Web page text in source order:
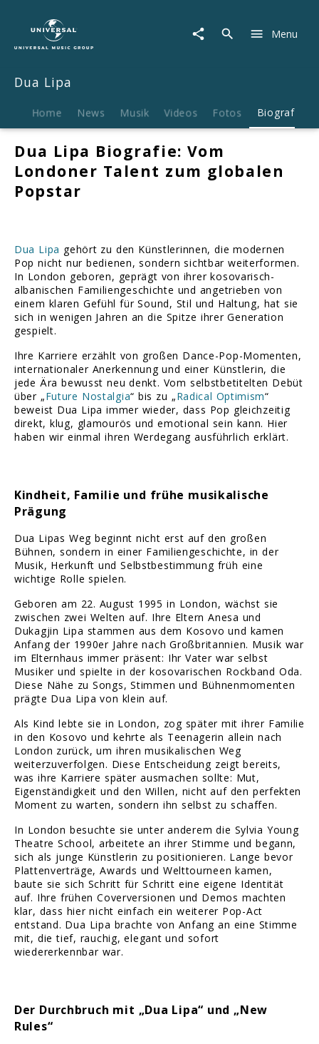
Biografie
Menu
Dua Lipa
Home News Musik Videos Fotos Biografie
Dua Lipa Biografie: Vom
Londoner Talent zum globalen
Popstar
Dua Lipa gehört zu den Künstlerinnen, die modernen
Pop nicht nur bedienen, sondern sichtbar weiterformen.
In London geboren, geprägt von ihrer kosovarisch-
albanischen Familiengeschichte und angetrieben von
einem klaren Gefühl für Sound, Stil und Haltung, hat sie
sich in wenigen Jahren an die Spitze ihrer Generation
gespielt.
Ihre Karriere erzählt von großen Dance-Pop-Momenten,
internationaler Anerkennung und einer Künstlerin, die
jede Ära bewusst neu denkt. Vom selbstbetitelten Debüt
über „Future Nostalgia“ bis zu „Radical Optimism“
beweist Dua Lipa immer wieder, dass Pop gleichzeitig
direkt, klug, glamourös und emotional sein kann. Hier
haben wir einmal ihren Werdegang ausführlich erklärt.
Kindheit, Familie und frühe musikalische
Prägung
Dua Lipas Weg beginnt nicht erst auf den großen
Bühnen, sondern in einer Familiengeschichte, in der
Musik, Herkunft und Selbstbestimmung früh eine
wichtige Rolle spielen.
Geboren am 22. August 1995 in London, wächst sie
zwischen zwei Welten auf. Ihre Eltern Anesa und
Dukagjin Lipa stammen aus dem Kosovo und kamen
Anfang der 1990er Jahre nach Großbritannien. Musik war
im Elternhaus immer präsent: Ihr Vater war selbst
Musiker und spielte in der kosovarischen Rockband Oda.
Diese Nähe zu Songs, Stimmen und Bühnenmomenten
prägte Dua Lipa von klein auf.
Als Kind lebte sie in London, zog später mit ihrer Familie
in den Kosovo und kehrte als Teenagerin allein nach
London zurück, um ihren musikalischen Weg
weiterzuverfolgen. Diese Entscheidung zeigt bereits,
was ihre Karriere später ausmachen sollte: Mut,
Eigenständigkeit und den Willen, nicht auf den perfekten
Moment zu warten, sondern ihn selbst zu schaffen.
In London besuchte sie unter anderem die Sylvia Young
Theatre School, arbeitete an ihrer Stimme und begann,
sich als junge Künstlerin zu positionieren. Lange bevor
Plattenverträge, Awards und Welttourneen kamen,
baute sie sich Schritt für Schritt eine eigene Identität
auf. Ihre frühen Coverversionen und Demos machten
klar, dass hier nicht einfach ein weiterer Pop-Act
entstand. Dua Lipa brachte von Anfang an eine Stimme
mit, die tief, rauchig, elegant und sofort
wiedererkennbar war.
Der Durchbruch mit „Dua Lipa“ und „New
Rules“